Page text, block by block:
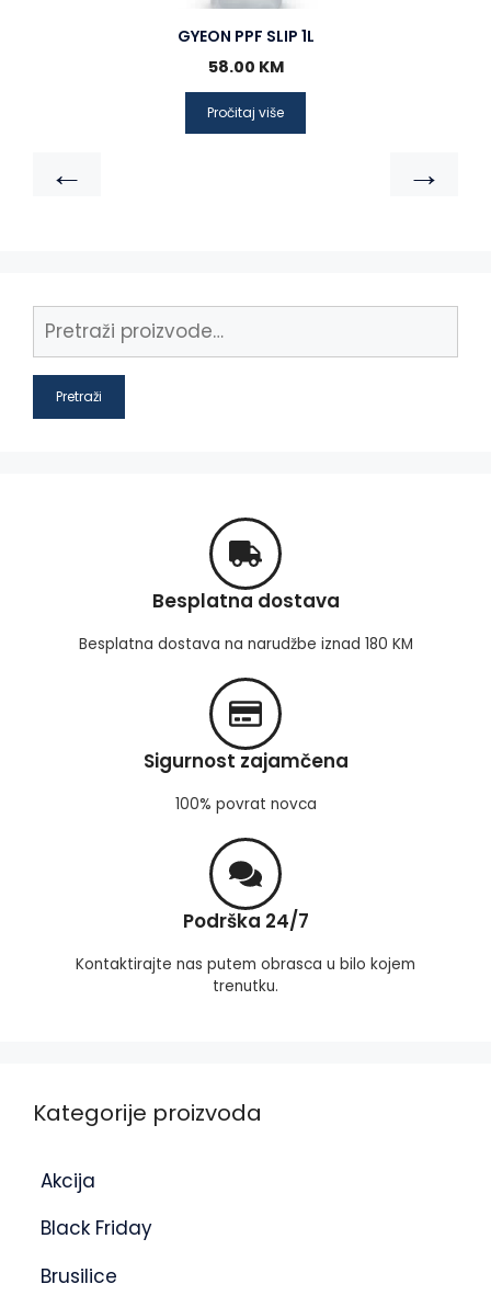
GYEON PPF SLIP 1L
58.00 KM
Pročitaj više
← →
Pretraži
Besplatna dostava
Besplatna dostava na narudžbe iznad 180 KM
Sigurnost zajamčena
100% povrat novca
Podrška 24/7
Kontaktirajte nas putem obrasca u bilo kojem
trenutku.
Kategorije proizvoda
Akcija
Black Friday
Brusilice